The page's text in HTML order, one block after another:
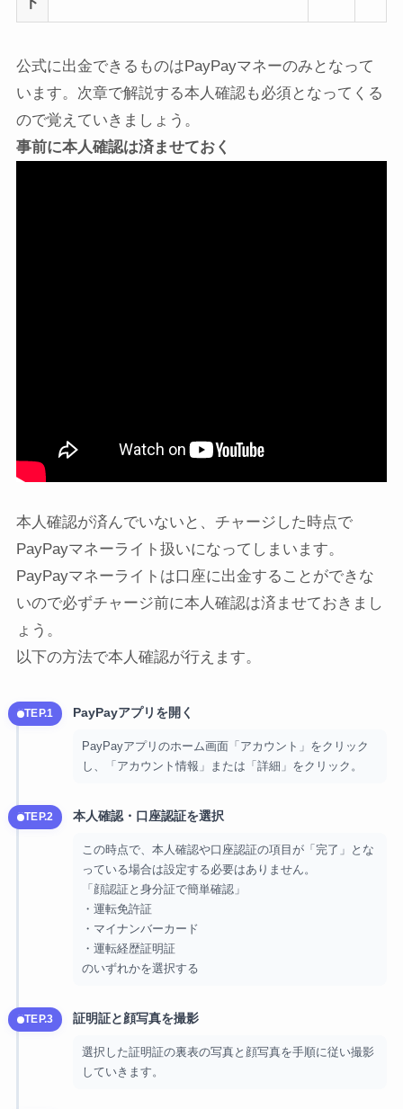
公式に出金できるものはPayPayマネーのみとなって
います。次章で解説する本人確認も必須となってくる
ので覚えていきましょう。
事前に本人確認は済ませておく
本人確認が済んでいないと、チャージした時点で
PayPayマネーライト扱いになってしまいます。
PayPayマネーライトは口座に出金することができな
いので必ずチャージ前に本人確認は済ませておきまし
ょう。
以下の方法で本人確認が行えます。
STEP.1 PayPayアプリを開く
PayPayアプリのホーム画面「アカウント」をクリック
し、「アカウント情報」または「詳細」をクリック。
STEP.2 本人確認・口座認証を選択
この時点で、本人確認や口座認証の項目が「完了」とな
っている場合は設定する必要はありません。
「顔認証と身分証で簡単確認」
・運転免許証
・マイナンバーカード
・運転経歴証明証
のいずれかを選択する
STEP.3 証明証と顔写真を撮影
選択した証明証の裏表の写真と顔写真を手順に従い撮影
していきます。